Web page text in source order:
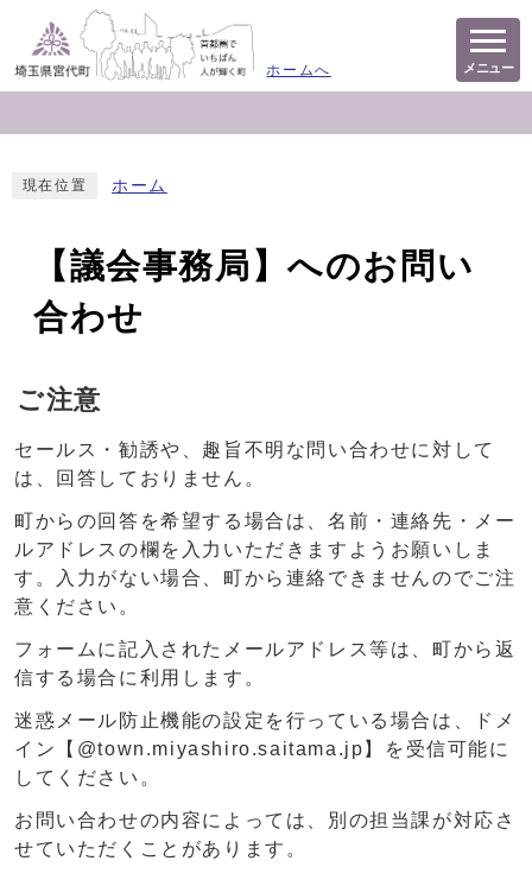
ホームへ メニュー
現在位置 ホーム
【議会事務局】へのお問い
合わせ
ご注意
セールス・勧誘や、趣旨不明な問い合わせに対して
は、回答しておりません。
町からの回答を希望する場合は、名前・連絡先・メー
ルアドレスの欄を入力いただきますようお願いしま
す。入力がない場合、町から連絡できませんのでご注
意ください。
フォームに記入されたメールアドレス等は、町から返
信する場合に利用します。
迷惑メール防止機能の設定を行っている場合は、ドメ
イン【@town.miyashiro.saitama.jp】を受信可能に
してください。
お問い合わせの内容によっては、別の担当課が対応さ
せていただくことがあります。